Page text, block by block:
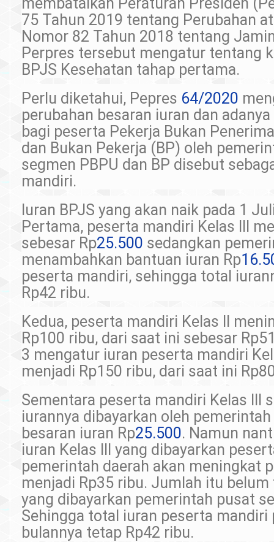
75 Tahun 2019 tentang Perubahan
Nomor 82 Tahun 2018 tentang
Perpres tersebut mengatur tentang
BPJS Kesehatan tahap pertama.
Perlu diketahui, Pepres 64/2020
perubahan besaran iuran dan
bagi peserta Pekerja Bukan
dan Bukan Pekerja (BP) oleh
segmen PBPU dan BP disebut
mandiri.
Iuran BPJS yang akan naik pada 1
Pertama, peserta mandiri Kelas III
sebesar Rp25.500 sedangkan
menambahkan bantuan iuran Rp
peserta mandiri, sehingga total
Rp42 ribu.
Kedua, peserta mandiri Kelas II
Rp100 ribu, dari saat ini sebesar
3 mengatur iuran peserta mandiri
menjadi Rp150 ribu, dari saat ini
Sementara peserta mandiri Kelas III
iurannya dibayarkan oleh
besaran iuran Rp25.500. Namun
iuran Kelas III yang dibayarkan
pemerintah daerah akan meningkat
menjadi Rp35 ribu. Jumlah itu
yang dibayarkan pemerintah pusat
Sehingga total iuran peserta mandiri
bulannya tetap Rp42 ribu.